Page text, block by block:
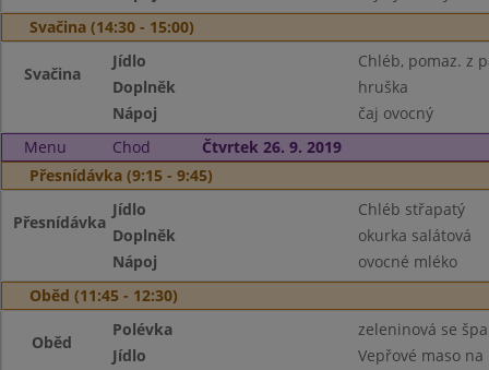
Svačina (14:30 - 15:00)
Svačina
Jídlo
Chléb, pomaz. z
Doplněk
hruška
Nápoj
čaj ovocný
Menu
Chod
Čtvrtek 26. 9. 2019
Přesnídávka (9:15 - 9:45)
Přesnídávka
Jídlo
Chléb střapatý
Doplněk
okurka salátová
Nápoj
ovocné mléko
Oběd (11:45 - 12:30)
Oběd
Polévka
zeleninová se
Jídlo
Vepřové maso